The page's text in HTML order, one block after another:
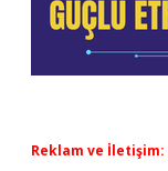
Reklam ve İletişim: